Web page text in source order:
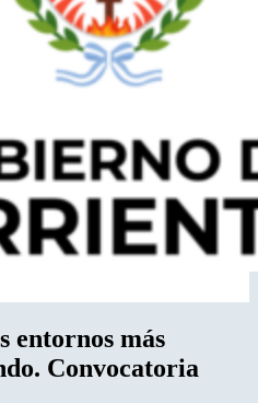
entornos más
Convocatoria